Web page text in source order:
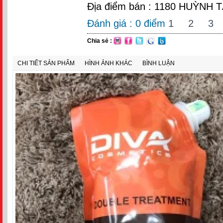
Địa điểm bán : 1180 HUỲNH
Đánh giá : 0 điểm 1 2 3
Chia sẻ :
CHI TIẾT SẢN PHẨM HÌNH ẢNH KHÁC BÌNH LUẬN